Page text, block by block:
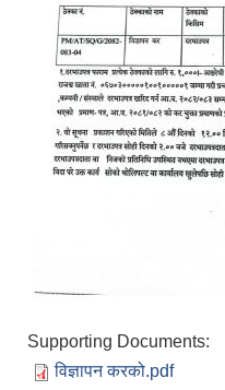
Supporting Documents:
विज्ञापन करको.pdf